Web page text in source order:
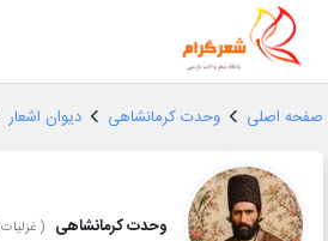
صفحه اصلی وحدت کرمانشاهی دیوان اشعار
وحدت کرمانشاهی (غزلیات